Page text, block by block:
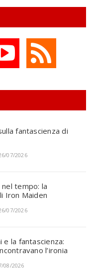
fantascienza di
07/2026
tempo: la
Iron Maiden
07/2026
e la fantascienza:
l’ironia
08/2026